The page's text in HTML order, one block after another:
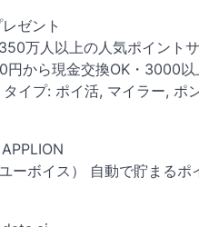
ゼント
万人以上の人気ポイント
から現金交換OK・3000
イプ: ポイ活, マイラー, ポン
ボイス） 自動で貯まるポ